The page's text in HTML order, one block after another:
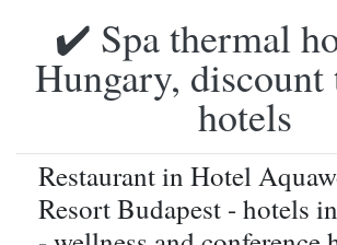
✔️ Spa thermal
Hungary,
hotels
Restaurant in Hotel
Resort Budapest - hotels